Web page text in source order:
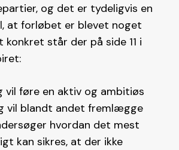
og det er tydeligvis en
at forløbet er blevet noget
konkret står der på side 11 i
vil føre en aktiv og ambitiøs
vil blandt andet fremlægge
hvordan det mest
kan sikres, at der ikke